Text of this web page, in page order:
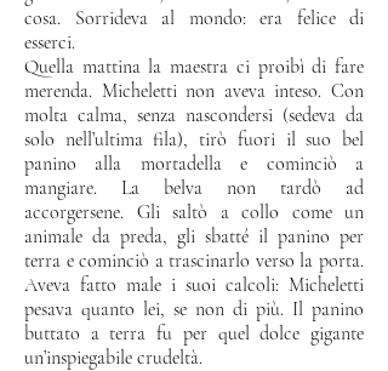
cosa. Sorrideva al mondo: era felice di
esserci.
Quella mattina la maestra ci proibì di fare
merenda. Micheletti non aveva inteso. Con
molta calma, senza nascondersi (sedeva da
solo nell’ultima fila), tirò fuori il suo bel
panino alla mortadella e cominciò a
mangiare. La belva non tardò ad
accorgersene. Gli saltò a collo come un
animale da preda, gli sbatté il panino per
terra e cominciò a trascinarlo verso la porta.
Aveva fatto male i suoi calcoli: Micheletti
pesava quanto lei, se non di più. Il panino
buttato a terra fu per quel dolce gigante
un’inspiegabile crudeltà.